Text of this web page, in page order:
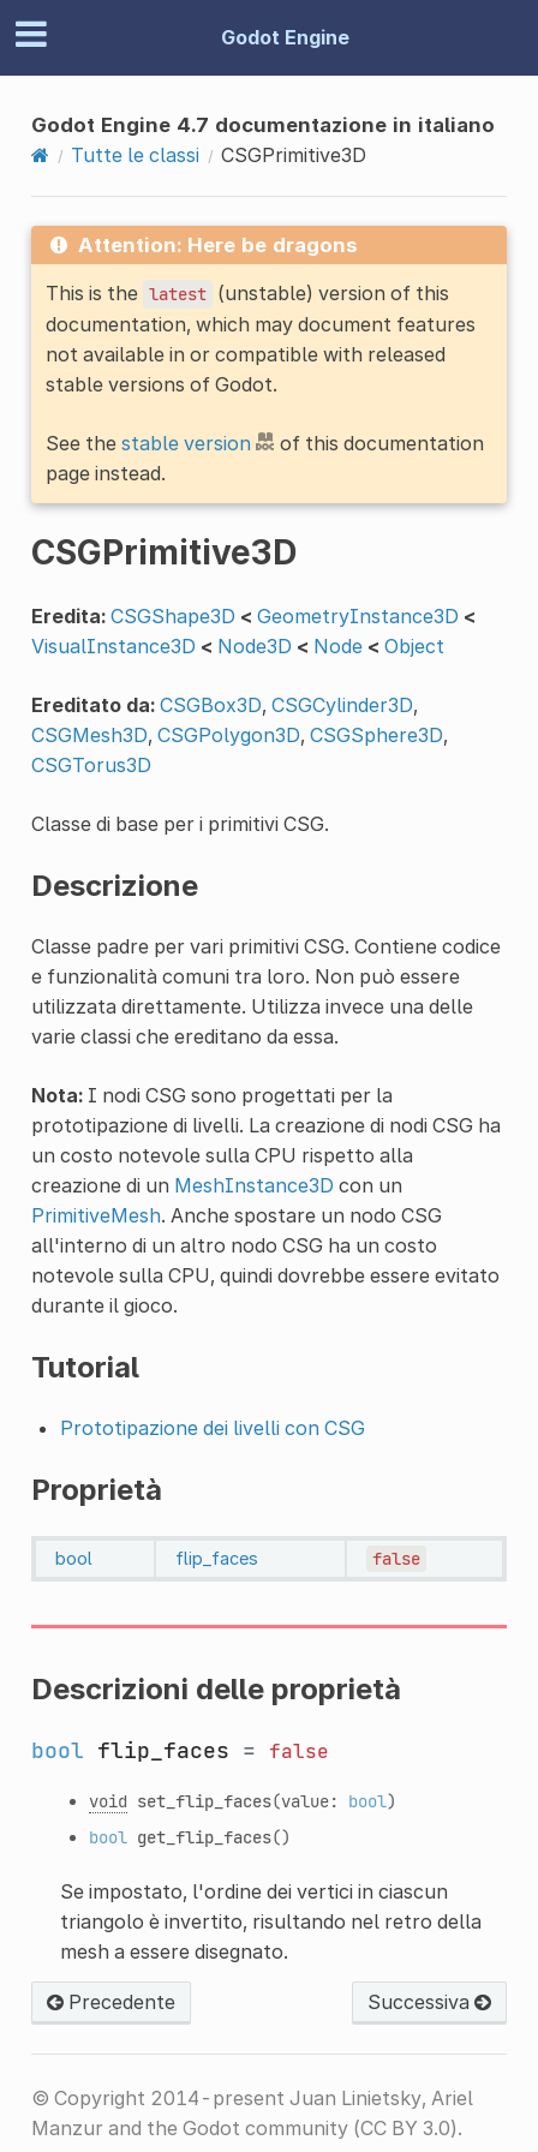
Godot Engine
Godot Engine 4.7 documentazione in italiano
Tutte le classi
CSGPrimitive3D
Attention: Here be dragons
This is the latest (unstable) version of this
documentation, which may document features
not available in or compatible with released
stable versions of Godot.
See the stable version
of this documentation
page instead.
CSGPrimitive3D
Eredita: CSGShape3D < GeometryInstance3D <
VisualInstance3D < Node3D < Node < Object
Ereditato da: CSGBox3D, CSGCylinder3D,
CSGMesh3D, CSGPolygon3D, CSGSphere3D,
CSGTorus3D
Classe di base per i primitivi CSG.
Descrizione
Classe padre per vari primitivi CSG. Contiene codice
e funzionalità comuni tra loro. Non può essere
utilizzata direttamente. Utilizza invece una delle
varie classi che ereditano da essa.
Nota:I nodi CSG sono progettati per la
prototipazione di livelli. La creazione di nodi CSG ha
un costo notevole sulla CPU rispetto alla
creazione di un MeshInstance3D con un
PrimitiveMesh. Anche spostare un nodo CSG
all'interno di un altro nodo CSG ha un costo
notevole sulla CPU, quindi dovrebbe essere evitato
durante il gioco.
Tutorial
Prototipazione dei livelli con CSG
Proprietà
bool flip_faces false
Descrizioni delle proprietà
bool flip_faces = false
void set_flip_faces(value: bool)
bool get_flip_faces()
Se impostato, l'ordine dei vertici in ciascun
triangolo è invertito, risultando nel retro della
mesh a essere disegnato.
Precedente Successiva
© Copyright 2014-present Juan Linietsky, Ariel
Manzur and the Godot community (CC BY 3.0).